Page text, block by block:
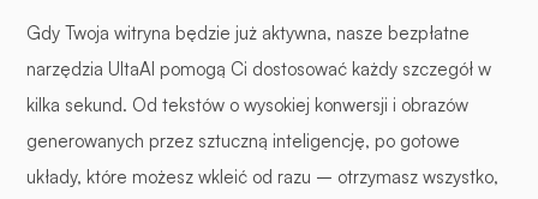
Gdy Twoja witryna będzie już aktywna, nasze bezpłatne
narzędzia UltaAI pomogą Ci dostosować każdy szczegół w
kilka sekund. Od tekstów o wysokiej konwersji i obrazów
generowanych przez sztuczną inteligencję, po gotowe
układy, które możesz wkleić od razu – otrzymasz wszystko,